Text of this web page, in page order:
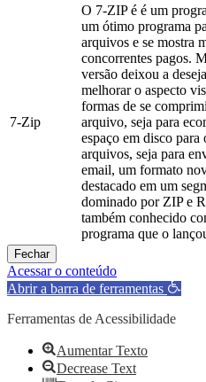
7-Zip
O 7-ZIP é é um
um ótimo programa
arquivos e se mostra
concorrentes pagos.
versão deixou a
melhorar o aspecto
formas de se
arquivo, seja para
espaço em disco para
arquivos, seja para
email, um formato
destacado em um
dominado por ZIP e
também conhecido
programa que o
Fechar
Acessar o conteúdo
Abrir a barra de ferramentas
Ferramentas de Acessibilidade
Aumentar Texto
Decrease Text